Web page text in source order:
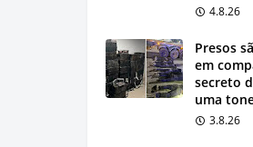
4.8.26
Presos
em
secreto
uma
3.8.26